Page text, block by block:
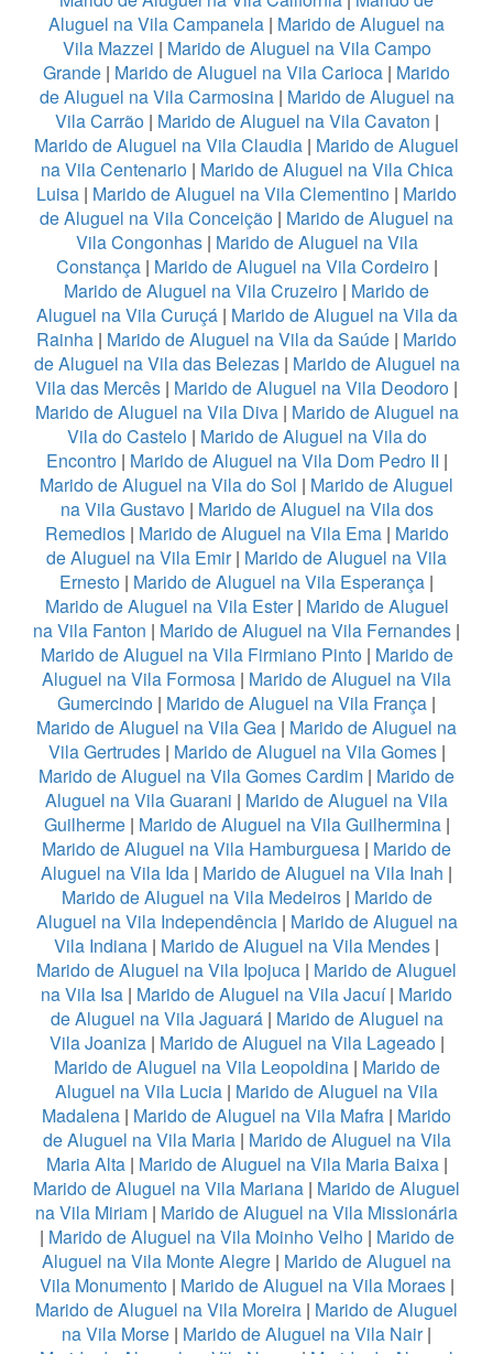
Aluguel na Vila Campanela | Marido de Aluguel na
Vila Mazzei | Marido de Aluguel na Vila Campo
Grande | Marido de Aluguel na Vila Carioca | Marido
de Aluguel na Vila Carmosina| Marido de Aluguel na
Vila Carrão| Marido de Aluguel na Vila Cavaton |
Marido de Aluguel na Vila Claudia | Marido de Aluguel
na Vila Centenario| Marido de Aluguel na Vila Chica
Luisa | Marido de Aluguel na Vila Clementino | Marido
de Aluguel na Vila Conceição | Marido de Aluguel na
Vila Congonhas| Marido de Aluguel na Vila
Constança| Marido de Aluguel na Vila Cordeiro|
Marido de Aluguel na Vila Cruzeiro | Marido de
Aluguel na Vila Curuçá | Marido de Aluguel na Vila da
Rainha | Marido de Aluguel na Vila da Saúde | Marido
de Aluguel na Vila das Belezas| Marido de Aluguel na
Vila das Mercês | Marido de Aluguel na Vila Deodoro |
Marido de Aluguel na Vila Diva| Marido de Aluguel na
Vila do Castelo| Marido de Aluguel na Vila do
Encontro| Marido de Aluguel na Vila Dom Pedro II |
Marido de Aluguel na Vila do Sol | Marido de Aluguel
na Vila Gustavo| Marido de Aluguel na Vila dos
Remedios| Marido de Aluguel na Vila Ema| Marido
de Aluguel na Vila Emir| Marido de Aluguel na Vila
Ernesto | Marido de Aluguel na Vila Esperança |
Marido de Aluguel na Vila Ester| Marido de Aluguel
na Vila Fanton | Marido de Aluguel na Vila Fernandes |
Marido de Aluguel na Vila Firmiano Pinto| Marido de
Aluguel na Vila Formosa | Marido de Aluguel na Vila
Gumercindo | Marido de Aluguel na Vila França |
Marido de Aluguel na Vila Gea | Marido de Aluguel na
Vila Gertrudes| Marido de Aluguel na Vila Gomes|
Marido de Aluguel na Vila Gomes Cardim | Marido de
Aluguel na Vila Guarani | Marido de Aluguel na Vila
Guilherme| Marido de Aluguel na Vila Guilhermina|
Marido de Aluguel na Vila Hamburguesa | Marido de
Aluguel na Vila Ida | Marido de Aluguel na Vila Inah |
Marido de Aluguel na Vila Medeiros| Marido de
Aluguel na Vila Independência| Marido de Aluguel na
Vila Indiana | Marido de Aluguel na Vila Mendes |
Marido de Aluguel na Vila Ipojuca | Marido de Aluguel
na Vila Isa | Marido de Aluguel na Vila Jacuí| Marido
de Aluguel na Vila Jaguará| Marido de Aluguel na
Vila Joaniza| Marido de Aluguel na Vila Lageado|
Marido de Aluguel na Vila Leopoldina| Marido de
Aluguel na Vila Lucia | Marido de Aluguel na Vila
Madalena | Marido de Aluguel na Vila Mafra | Marido
de Aluguel na Vila Maria| Marido de Aluguel na Vila
Maria Alta| Marido de Aluguel na Vila Maria Baixa|
Marido de Aluguel na Vila Mariana | Marido de Aluguel
na Vila Miriam | Marido de Aluguel na Vila Missionária
| Marido de Aluguel na Vila Moinho Velho| Marido de
Aluguel na Vila Monte Alegre | Marido de Aluguel na
Vila Monumento| Marido de Aluguel na Vila Moraes|
Marido de Aluguel na Vila Moreira | Marido de Aluguel
na Vila Morse | Marido de Aluguel na Vila Nair|